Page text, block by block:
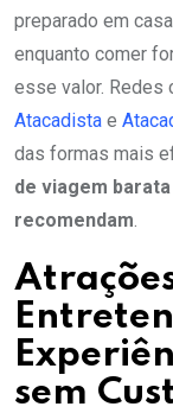
preparado em
enquanto comer
esse valor. Redes
Atacadista e
das formas mais
de viagem
recomendam
sem